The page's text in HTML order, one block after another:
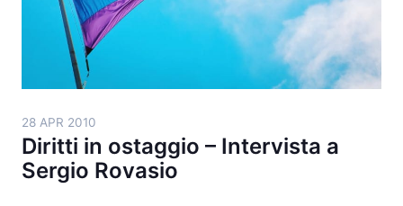
28 APR 2010
Diritti in ostaggio – Intervista a
Sergio Rovasio